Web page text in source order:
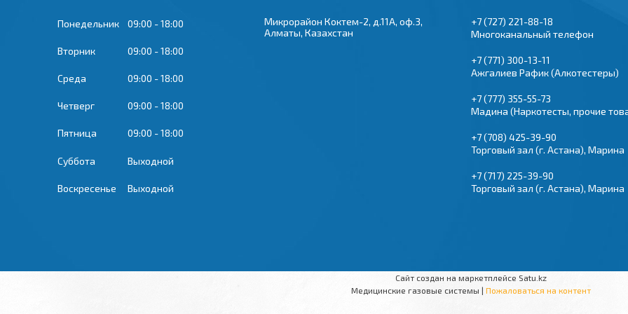
Понедельник 09:00 18:00
Вторник 09:00 18:00
Среда 09:00 18:00
Четверг 09:00 18:00
Пятница 09:00 18:00
Суббота Выходной
Воскресенье Выходной
Микрорайон Коктем-2, д.11А, оф.3,
Алматы, Казахстан
+7 (727) 221-88-18
Многоканальный телефон
+7 (771) 300-13-11
Ажгалиев Рафик (Алкотестеры)
+7 (777) 355-55-73
Мадина (Наркотесты, прочие
+7 (708) 425-39-90
Торговый зал (г. Астана), Марина
+7 (717) 225-39-90
Торговый зал (г. Астана), Марина
Сайт создан на маркетплейсе Satu.kz
Медицинские газовые системы | Пожаловаться на контент